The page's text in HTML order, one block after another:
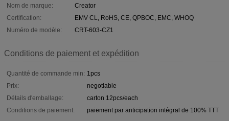
Nom de marque:
Creator
Certification:
EMV CL, RoHS, CE, QPBOC, EMC, WHOQ
Numéro de modèle:
CRT-603-CZ1
Conditions de paiement et expédition
Quantité de commande min: 1pcs
Prix:
negotiable
Détails d'emballage:
carton 12pcs/each
Conditions de paiement:
paiement par anticipation intégral de 100% TTT